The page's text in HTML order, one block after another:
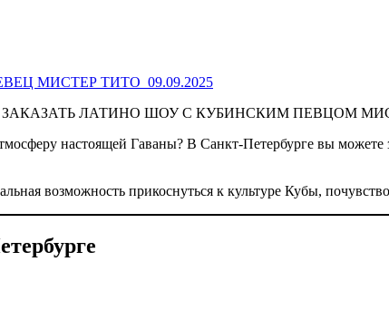
МИСТЕР ТИТО 09.09.2025
возможность прикоснуться к культуре Кубы,